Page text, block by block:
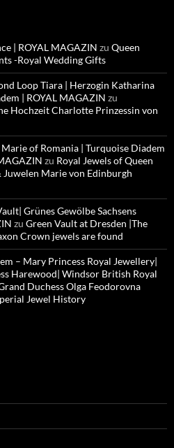
| ROYAL MAGAZIN zu Queen
-Royal Wedding Gifts
Loop Tiara | Herzogin Katharina
| ROYAL MAGAZIN zu
Hochzeit Charlotte Prinzessin von
of Romania | Turquoise Diadem
zu Royal Jewels of Queen
Juwelen Marie von Edinburgh
Grünes Gewölbe Sachsens
zu Green Vault at Dresden |The
Crown jewels are found
– Mary Princess Royal Jewellery|
Harewood| Windsor British Royal
Duchess Olga Feodorovna
Jewel History